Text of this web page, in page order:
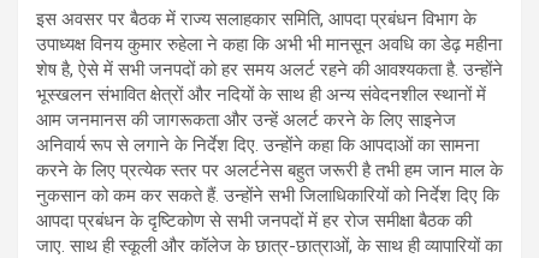
इस अवसर पर बैठक में राज्य सलाहकार समिति, आपदा प्रबंधन विभाग के
उपाध्यक्ष विनय कुमार रुहेला ने कहा कि अभी भी मानसून अवधि का डेढ़ महीना
शेष है, ऐसे में सभी जनपदों को हर समय अलर्ट रहने की आवश्यकता है. उन्होंने
भूस्खलन संभावित क्षेत्रों और नदियों के साथ ही अन्य संवेदनशील स्थानों में
आम जनमानस की जागरूकता और उन्हें अलर्ट करने के लिए साइनेज
अनिवार्य रूप से लगाने के निर्देश दिए. उन्होंने कहा कि आपदाओं का सामना
करने के लिए प्रत्येक स्तर पर अलर्टनेस बहुत जरूरी है तभी हम जान माल के
नुकसान को कम कर सकते हैं. उन्होंने सभी जिलाधिकारियों को निर्देश दिए कि
आपदा प्रबंधन के दृष्टिकोण से सभी जनपदों में हर रोज समीक्षा बैठक की
जाए. साथ ही स्कूली और कॉलेज के छात्र-छात्राओं, के साथ ही व्यापारियों का